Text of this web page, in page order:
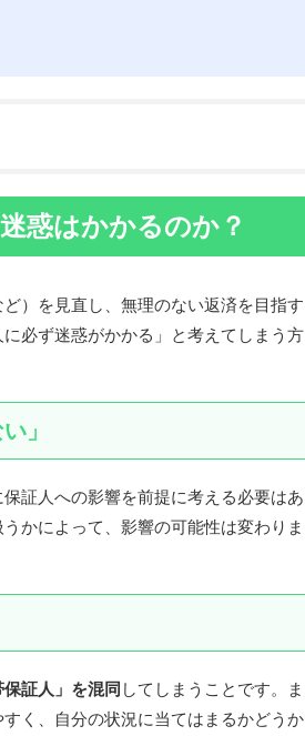
惑はかかるのか？
）を見直し、無理のない返済を目指す
必ず迷惑がかかる」と考えてしまう方
」
証人への影響を前提に考える必要はあ
かによって、影響の可能性は変わりま
保証人」を混同 してしまうことです。ま
く、自分の状況に当てはまるかどうか